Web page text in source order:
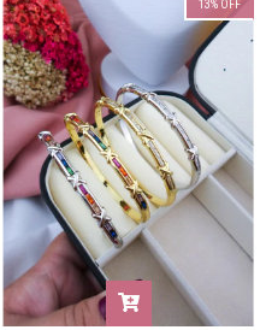
13% OFF